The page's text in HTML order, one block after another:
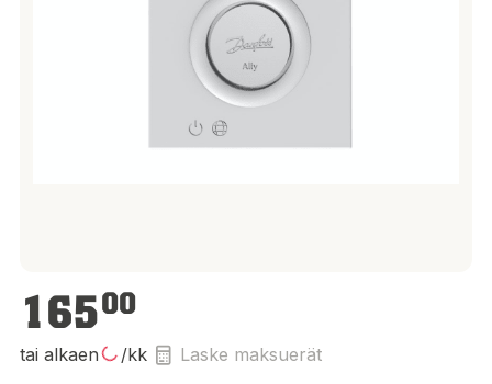
165,00 €
16500
tai alkaen /kk
Laske maksuerät